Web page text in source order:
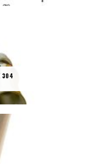
304